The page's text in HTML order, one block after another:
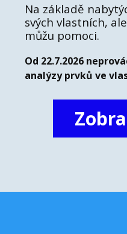
Na základě
svých vlastních,
můžu pomoci.
Od 22.7.2026
analýzy prvků ve